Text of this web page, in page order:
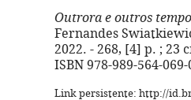
Outrora e outros
Fernandes
2022. - 268, [4] p. ; 23
ISBN 978-989-564-069-
Link persistente: http://